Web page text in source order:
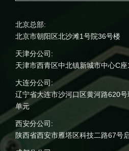
北京总部:
北京市朝阳区北沙滩1号院36号楼
天津分公司:
天津市西青区中北镇新城市中心C
大连分公司:
辽宁省大连市沙河口区黄河路620
单元
西安分公司:
陕西省西安市雁塔区科技二路67号